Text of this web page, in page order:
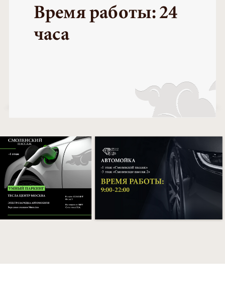
Время работы: 24
часа